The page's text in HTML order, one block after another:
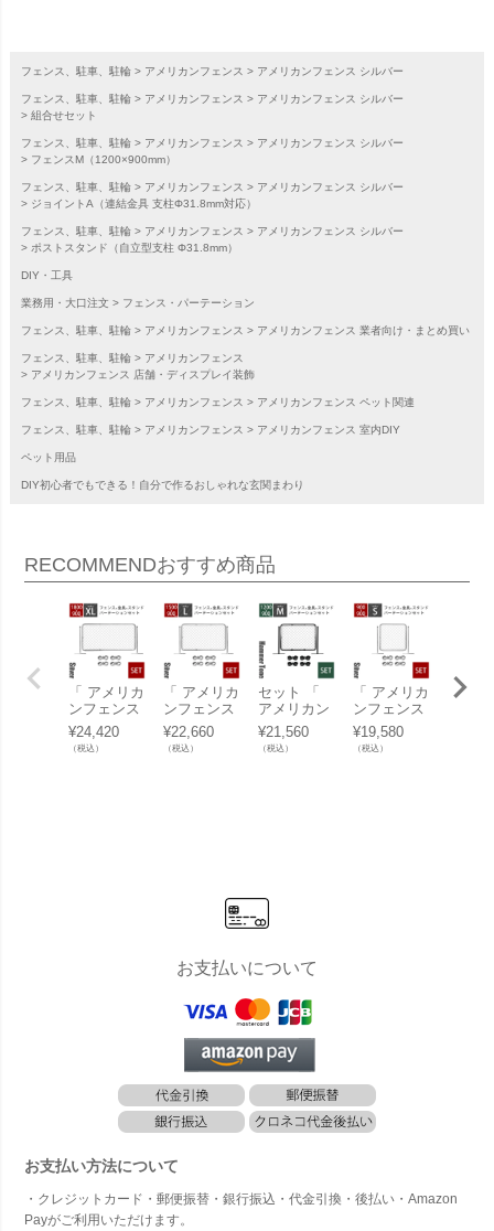
フェンス、駐車、駐輪 アメリカンフェンス アメリカンフェンス シルバー
フェンス、駐車、駐輪 アメリカンフェンス
アメリカンフェンス シルバー
組合せセット
フェンス、駐車、駐輪 アメリカンフェンス
アメリカンフェンス シルバー
フェンスM（1200×900mm）
フェンス、駐車、駐輪 アメリカンフェンス
アメリカンフェンス シルバー
ジョイントA（連結金具 支柱Φ31.8mm対応）
フェンス、駐車、駐輪 アメリカンフェンス
アメリカンフェンス シルバー
ポストスタンド（自立型支柱 Φ31.8mm）
DIY・工具
業務用・大口注文 フェンス・パーテーション
フェンス、駐車、駐輪 アメリカンフェンス アメリカンフェンス 業者向け・まとめ買い
フェンス、駐車、駐輪
アメリカンフェンス
アメリカンフェンス 店舗・ディスプレイ装飾
フェンス、駐車、駐輪 アメリカンフェンス アメリカンフェンス ペット関連
フェンス、駐車、駐輪 アメリカンフェンス アメリカンフェンス 室内DIY
ペット用品
DIY初心者でもできる！自分で作るおしゃれな玄関まわり
RECOMMENDおすすめ商品
「 アメリカ
ンフェンス
パーテーシ
ョンセット
XL シルバ
¥24,420
（税込）
「 アメリカ
ンフェンス
パーテーシ
ョンセット
L シルバー
¥22,660
（税込）
セット 「
アメリカン
フェンス パ
ーテーショ
ンセットM
¥21,560
（税込）
「 アメリカ
ンフェンス
パーテーシ
ョンセット
S シルバー
¥19,580
（税込）
「 ア
お支払いについて
お支払い方法について
・クレジットカード・郵便振替・銀行振込・代金引換・後払い・Amazon
Payがご利用いただけます。